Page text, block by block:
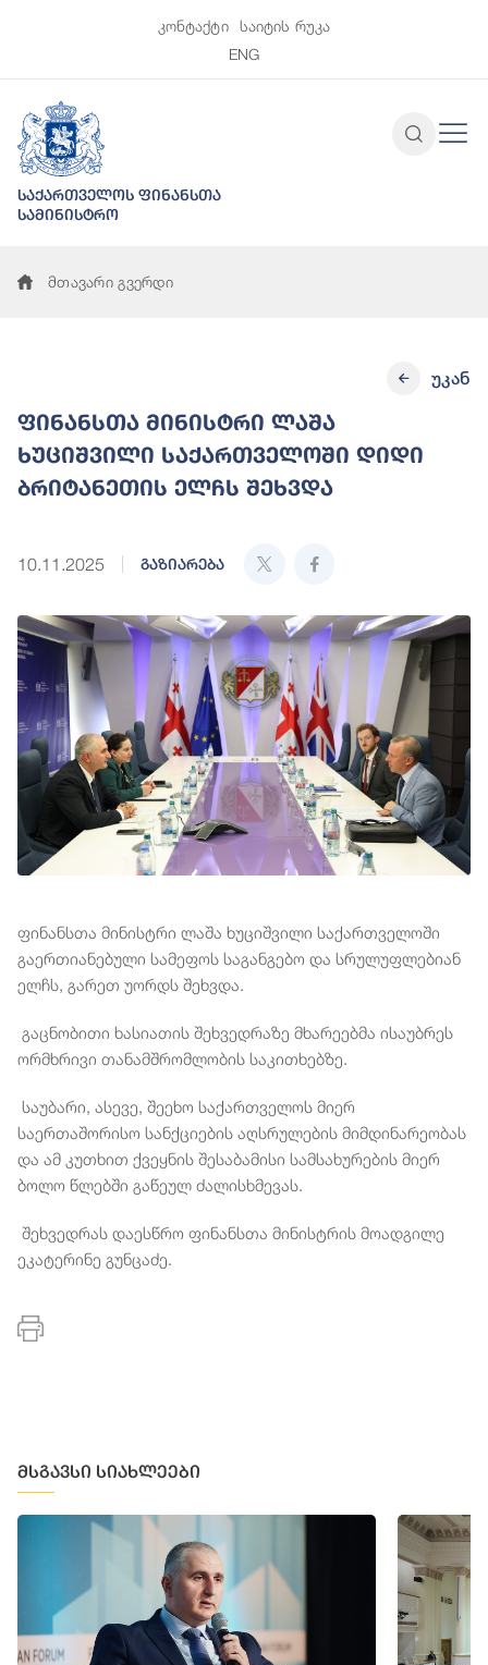
კონტაქტი
საიტის რუკა
ENG
საქართველოს ფინანსთა
სამინისტრო
მთავარი გვერდი
ფინანსთა მინისტრი ლაშა
ხუციშვილი საქართველოში დიდი
ბრიტანეთის ელჩს შეხვდა
10.11.2025 გაზიარება
უკან
ფინანსთა მინისტრი ლაშა ხუციშვილი საქართველოში
გაერთიანებული სამეფოს საგანგებო და სრულუფლებიან
ელჩს, გარეთ უორდს შეხვდა.
გაცნობითი ხასიათის შეხვედრაზე მხარეებმა ისაუბრეს
ორმხრივი თანამშრომლობის საკითხებზე.
საუბარი, ასევე, შეეხო საქართველოს მიერ
საერთაშორისო სანქციების აღსრულების მიმდინარეობას
და ამ კუთხით ქვეყნის შესაბამისი სამსახურების მიერ
ბოლო წლებში გაწეულ ძალისხმევას.
შეხვედრას დაესწრო ფინანსთა მინისტრის მოადგილე
ეკატერინე გუნცაძე.
მსგავსი სიახლეები